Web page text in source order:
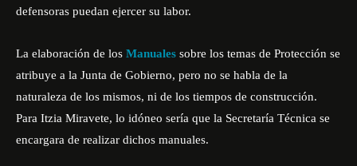
defensoras puedan ejercer su labor.
La elaboración de los Manuales sobre los temas de Protección se
atribuye a la Junta de Gobierno, pero no se habla de la
naturaleza de los mismos, ni de los tiempos de construcción.
Para Itzia Miravete, lo idóneo sería que la Secretaría Técnica se
encargara de realizar dichos manuales.